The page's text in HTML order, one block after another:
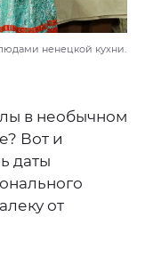
ненецкой кухни.
в необычном
Вот и
даты
от